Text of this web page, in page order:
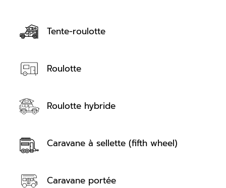
Tente-roulotte
Roulotte
Roulotte hybride
Caravane à sellette (fifth wheel)
Caravane portée